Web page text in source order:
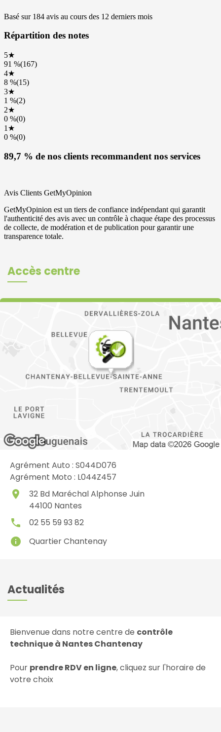
Accès centre
Agrément Auto : S044D076
Agrément Moto : L044Z457
place
32 Bd Maréchal Alphonse Juin
44100 Nantes
local_phone 02 55 59 93 82
info Quartier Chantenay
Actualités
Bienvenue dans notre centre de contrôle
technique à Nantes Chantenay
Pour prendre RDV en ligne, cliquez sur l'horaire de
votre choix